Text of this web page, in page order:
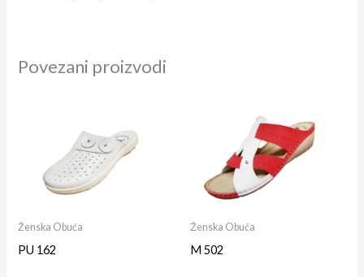
Povezani proizvodi
Ženska Obuća
PU 162
Ženska Obuća
M 502